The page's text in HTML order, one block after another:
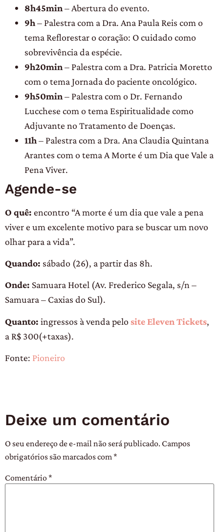
8h45min– Abertura do evento.
9h– Palestra com a Dra. Ana Paula Reis com o
tema Reflorestar o coração: O cuidado como
sobrevivência da espécie.
9h20min– Palestra com a Dra. Patricia Moretto
com o tema Jornada do paciente oncológico.
9h50min– Palestra com o Dr. Fernando
Lucchese com o tema Espiritualidade como
Adjuvante no Tratamento de Doenças.
11h– Palestra com a Dra. Ana Claudia Quintana
Arantes com o tema A Morte é um Dia que Vale a
Pena Viver.
Agende-se
O quê: encontro “A morte é um dia que vale a pena
viver e um excelente motivo para se buscar um novo
olhar para a vida”.
Quando: sábado (26), a partir das 8h.
Onde: Samuara Hotel (Av. Frederico Segala, s/n –
Samuara – Caxias do Sul).
Quanto: ingressos à venda pelo site Eleven Tickets,
a R$ 300(+taxas).
Fonte: Pioneiro
Deixe um comentário
O seu endereço de e-mail não será publicado. Campos
obrigatórios são marcados com *
Comentário*